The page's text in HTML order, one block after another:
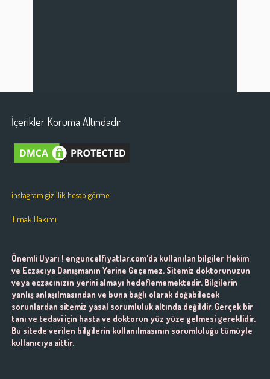
İçerikler Koruma Altındadır
instagram gizlilik hesap görme
Tırnak Bakımı
Önemli Uyarı ! enguncelfiyatlar.com'da kullanılan bilgiler Hekim
ve Eczacıya Danışmanın Yerine Geçemez. Sitemiz doktorunuzun
veya eczacınızın yerini almayı hedeflememektedir. Bilgilerin
yanlış anlaşılmasından ve buna bağlı olarak doğabilecek
sorunlardan sitemiz yasal sorumluluk altında değildir. Gerçek bir
tanı ve tedavi için hasta ve doktorun yüz yüze gelmesi gereklidir.
Bu sitede verilen bilgilerin kullanılmasının sorumluluğu tümüyle
kullanıcıya aittir.